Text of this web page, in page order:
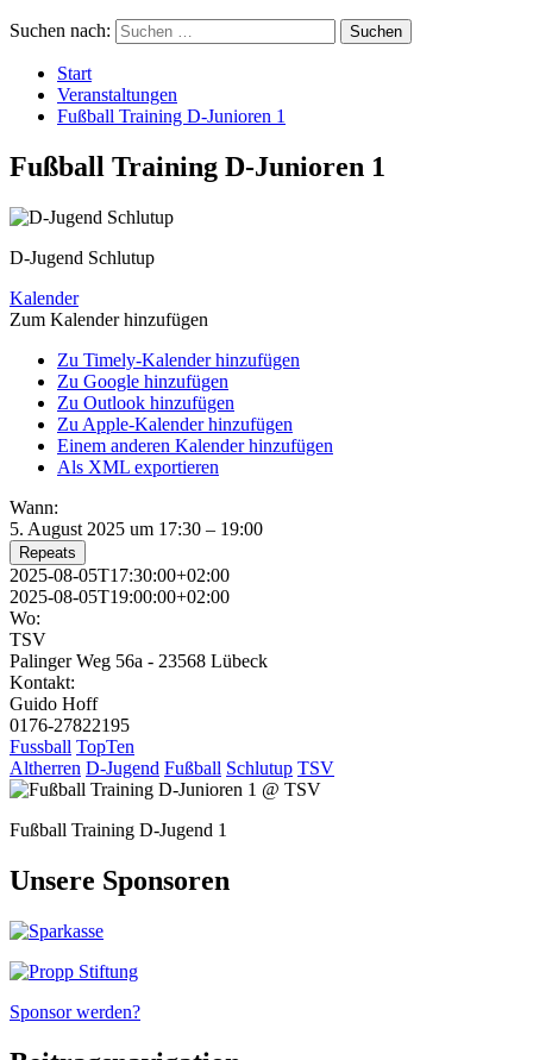
Suchen nach:
Start
Veranstaltungen
Fußball Training D-Junioren 1
Fußball Training D-Junioren 1
D-Jugend Schlutup
Kalender
Zum Kalender hinzufügen
Zu Timely-Kalender hinzufügen
Zu Google hinzufügen
Zu Outlook hinzufügen
Zu Apple-Kalender hinzufügen
Einem anderen Kalender hinzufügen
Als XML exportieren
Wann:
5. August 2025 um 17:30 – 19:00
Repeats
2025-08-05T17:30:00+02:00
2025-08-05T19:00:00+02:00
Wo:
TSV
Palinger Weg 56a - 23568 Lübeck
Kontakt:
Guido Hoff
0176-27822195
Fussball TopTen
Altherren D-Jugend Fußball Schlutup TSV
Fußball Training D-Jugend 1
Unsere Sponsoren
Sponsor werden?